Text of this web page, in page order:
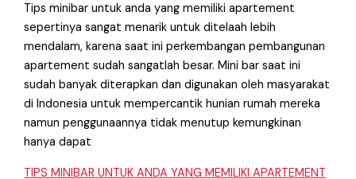
Tips minibar untuk anda yang memiliki apartement
sepertinya sangat menarik untuk ditelaah lebih
mendalam, karena saat ini perkembangan pembangunan
apartement sudah sangatlah besar. Mini bar saat ini
sudah banyak diterapkan dan digunakan oleh masyarakat
di Indonesia untuk mempercantik hunian rumah mereka
namun penggunaannya tidak menutup kemungkinan
hanya dapat
TIPS MINIBAR UNTUK ANDA YANG MEMILIKI APARTEMENT